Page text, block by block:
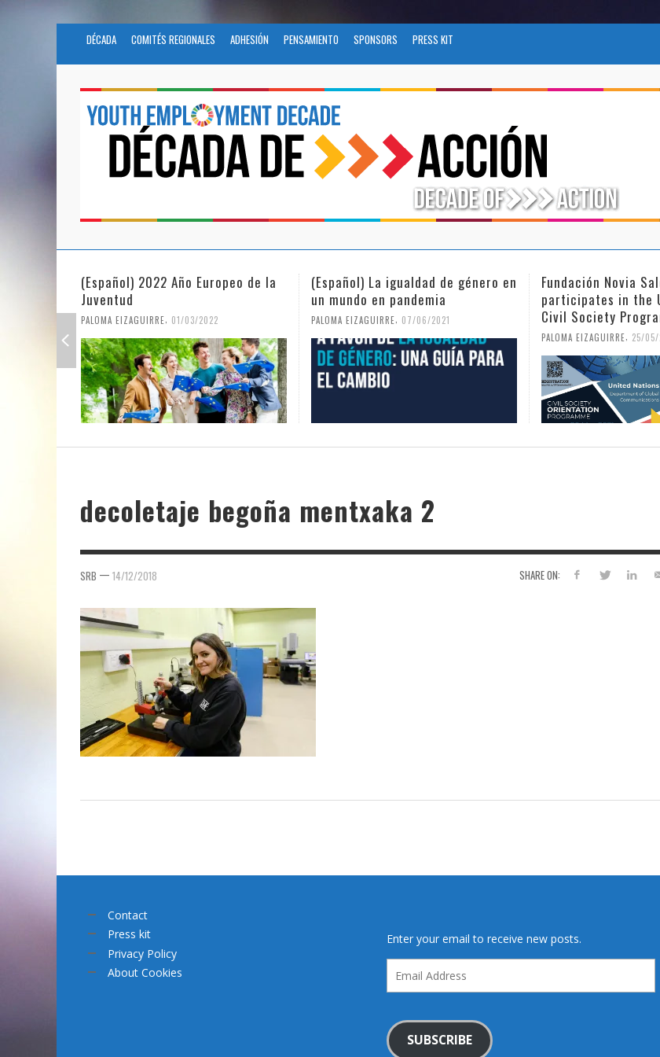
DÉCADA COMITÉS REGIONALES ADHESIÓN PENSAMIENTO SPONSORS PRESS KIT
(Español) 2022 Año Europeo de la
Juventud
PALOMA EIZAGUIRRE 01/03/2022
(Español) La igualdad de género en
un mundo en pandemia
PALOMA EIZAGUIRRE 07/06/2021
Fundación Novia
participates in the
Civil Society
PALOMA EIZAGUIRRE 25/05/
decoletaje begoña mentxaka 2
SHARE ON:
SRB — 14/12/2018
Contact
Press kit
Privacy Policy
About Cookies
Enter your email to receive new posts.
Address
SUBSCRIBE